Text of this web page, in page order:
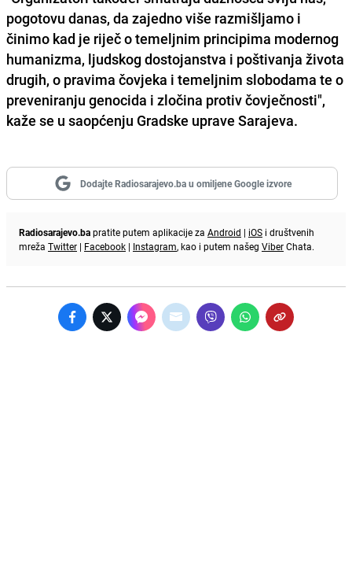
pogotovu danas, da zajedno više razmišljamo i
činimo kad je riječ o temeljnim principima modernog
humanizma, ljudskog dostojanstva i poštivanja života
drugih, o pravima čovjeka i temeljnim slobodama te o
preveniranju genocida i zločina protiv čovječnosti",
kaže se u saopćenju Gradske uprave Sarajeva.
Dodajte Radiosarajevo.ba u omiljene Google izvore
Radiosarajevo.bapratite putem aplikacije za Android | iOS i društvenih
mreža Twitter | Facebook | Instagram, kao i putem našeg ViberChata.